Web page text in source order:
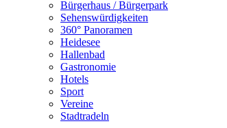
Bürgerhaus / Bürgerpark
Sehenswürdigkeiten
360° Panoramen
Heidesee
Hallenbad
Gastronomie
Hotels
Sport
Vereine
Stadtradeln